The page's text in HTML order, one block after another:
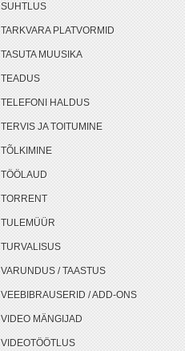
SUHTLUS
TARKVARA PLATVORMID
TASUTA MUUSIKA
TEADUS
TELEFONI HALDUS
TERVIS JA TOITUMINE
TÕLKIMINE
TÖÖLAUD
TORRENT
TULEMÜÜR
TURVALISUS
VARUNDUS / TAASTUS
VEEBIBRAUSERID / ADD-ONS
VIDEO MÄNGIJAD
VIDEOTÖÖTLUS